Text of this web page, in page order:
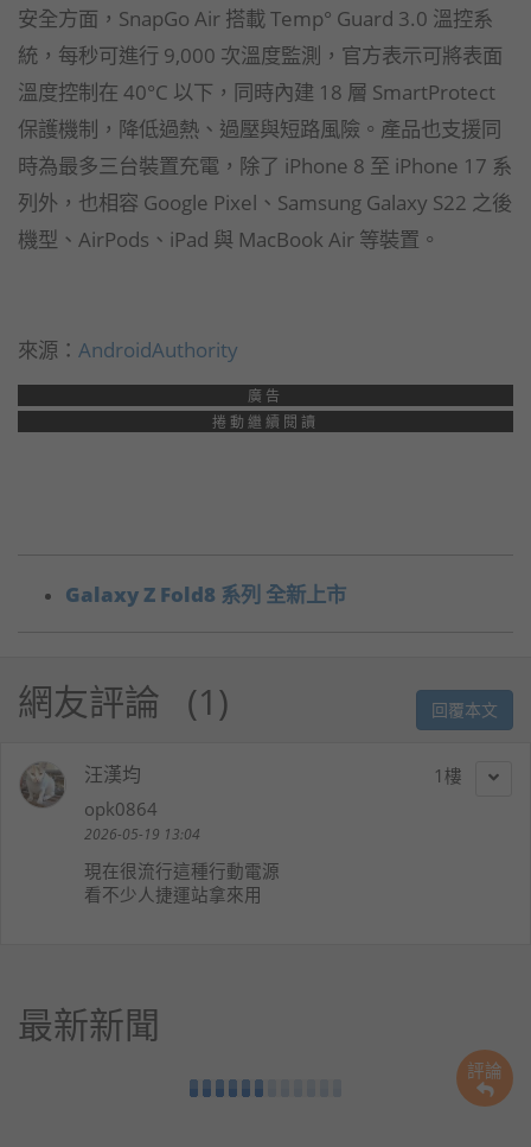
評論
安全方面，SnapGo Air 搭載 Temp° Guard 3.0 溫控系
統，每秒可進行 9,000 次溫度監測，官方表示可將表面
溫度控制在 40°C 以下，同時內建 18 層 SmartProtect
保護機制，降低過熱、過壓與短路風險。產品也支援同
時為最多三台裝置充電，除了 iPhone 8 至 iPhone 17 系
列外，也相容 Google Pixel、Samsung Galaxy S22 之後
機型、AirPods、iPad 與 MacBook Air 等裝置。
來源： AndroidAuthority
廣告
捲動繼續閱讀
Galaxy Z Fold8 系列 全新上市
網友評論 1 回覆本文
1
汪漢均
opk0864
2026-05-19 13:04
現在很流行這種行動電源
看不少人捷運站拿來用
最新新聞